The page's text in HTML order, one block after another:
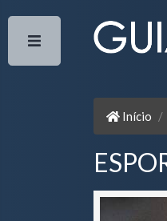
Início